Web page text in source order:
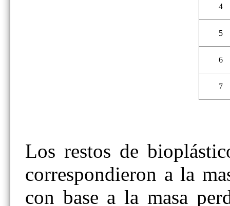
4
5
6
7
Los restos de
correspondieron a la
con base a la masa